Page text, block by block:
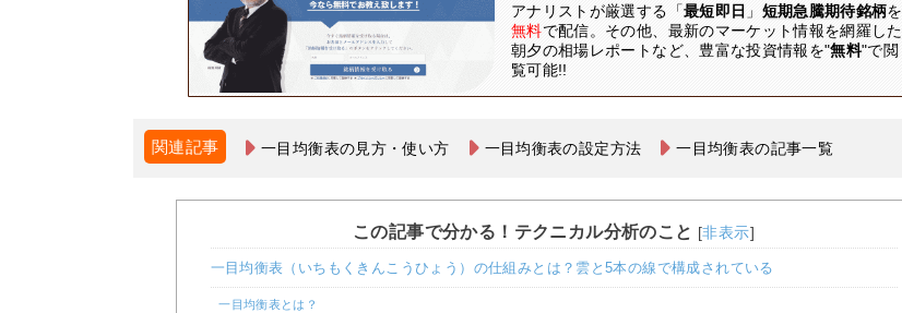
アナリストが厳選する「最短即日 」 短期急騰期待銘柄を
無料で配信。その他、最新のマーケット情報を網羅した
朝夕の相場レポートなど、豊富な投資情報を"無料"で閲
覧可能!!
関連記事 一目均衡表の見方・使い方 一目均衡表の設定方法 一目均衡表の記事一覧
この記事で分かる！テクニカル分析のこと [非表示]
一目均衡表（いちもくきんこうひょう）の仕組みとは？雲と5本の線で構成されている
一目均衡表とは？